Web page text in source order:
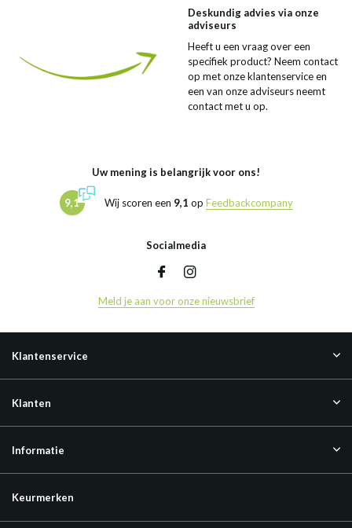
Deskundig advies via onze
adviseurs
Heeft u een vraag over een
specifiek product? Neem contact
op met onze klantenservice en
een van onze adviseurs neemt
contact met u op.
Uw mening is belangrijk voor ons!
9,1 Wij scoren een 9,1 op Feedbackcompany
Socialmedia
Meld je aan voor onze nieuwsbrief
Klantenservice
Klanten
Informatie
Keurmerken